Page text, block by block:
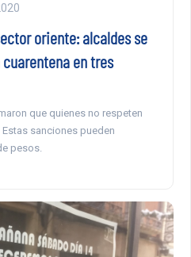
oriente: alcaldes se
en tres
que quienes no respeten
sanciones pueden
pesos.